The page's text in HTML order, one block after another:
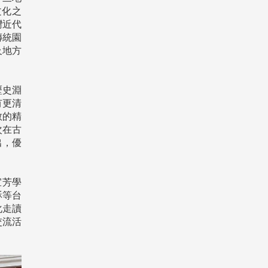
之
代
園
方
淵
清
精
古
優
學
台
讀
活